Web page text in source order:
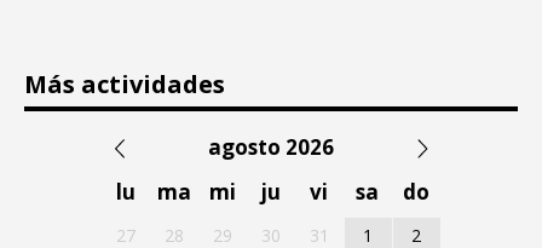
Más actividades
agosto 2026
lu
ma mi ju vi sa do
27 28 29 30 31 1
2